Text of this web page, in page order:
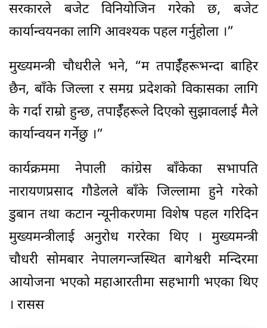
सरकारले बजेट विनियोजिन गरेको छ, बजेट
कार्यान्वयनका लागि आवश्यक पहल गर्नुहोला ।”
मुख्यमन्त्री चौधरीले भने, “म तपाईँहरूभन्दा बाहिर
छैन, बाँके जिल्ला र समग्र प्रदेशको विकासका लागि
के गर्दा राम्रो हुन्छ, तपाईँहरूले दिएको सुझावलाई मैले
कार्यान्वयन गर्नेछु ।”
कार्यक्रममा नेपाली कांग्रेस बाँकेका सभापति
नारायणप्रसाद गौडेलले बाँके जिल्लामा हुने गरेको
डुबान तथा कटान न्यूनीकरणमा विशेष पहल गरिदिन
मुख्यमन्त्रीलाई अनुरोध गररेका थिए । मुख्यमन्त्री
चौधरी सोमबार नेपालगन्जस्थित बागेश्वरी मन्दिरमा
आयोजना भएको महाआरतीमा सहभागी भएका थिए
। रासस